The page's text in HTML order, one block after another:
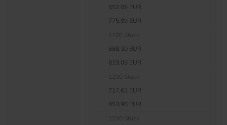
652,09 EUR
775,99 EUR
688,30 EUR
819,08 EUR
717,61 EUR
853,96 EUR